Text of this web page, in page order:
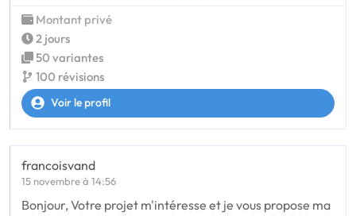
Montant privé
2 jours
50 variantes
100 révisions
Voir le profil
francoisvand
15 novembre à 14:56
Bonjour, Votre projet m'intéresse et je vous propose ma